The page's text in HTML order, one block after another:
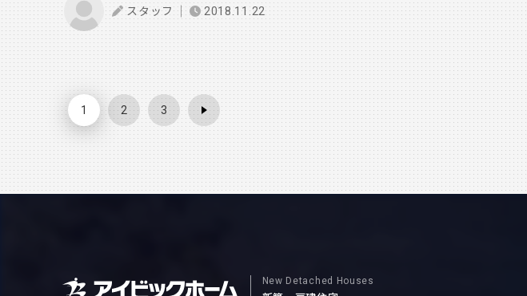
ン」 おなじみの 「キリン一番搾り」 を、生ビールで楽しめます！！ 他にも、ハイボ
ールやカクテル、ノンアルコールも充実してるので ビールが苦手な方も楽しめますよ～
飲み会前の０次会として１杯だけ飲むもよし 店内に大きなモニターがあるのでみんな
でワイワイ スポーツ観戦をするもよし いままであまり大分には無かった雰囲気のお店で
す ぜひ、行ってみてくださいね！！ －店舗情報－ IRISH PUB THE HIVE 大分市中央町
２丁目７－２８ ガレリア竹町ビル１０１ ０９７－５２９－７２９８
スタッフ 2018.11.22
1 2 3
New Detached Houses